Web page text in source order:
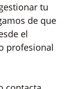
tu
de que
el
profesional